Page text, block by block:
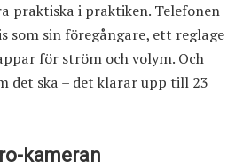
praktiska i praktiken. Telefonen
som sin föregångare, ett reglage
för ström och volym. Och
det ska – det klarar upp till 23
kameran